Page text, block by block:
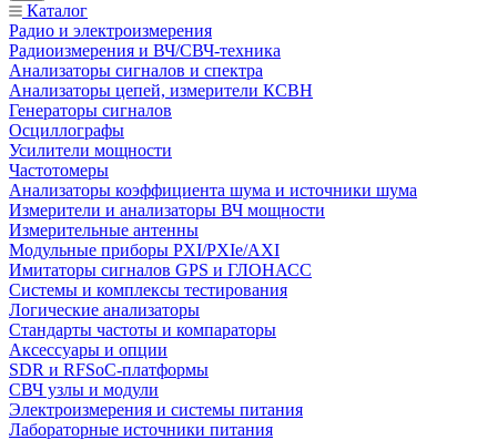
Каталог
Радио и электроизмерения
Радиоизмерения и ВЧ/СВЧ-техника
Анализаторы сигналов и спектра
Анализаторы цепей, измерители КСВН
Генераторы сигналов
Осциллографы
Усилители мощности
Частотомеры
Анализаторы коэффициента шума и источники шума
Измерители и анализаторы ВЧ мощности
Измерительные антенны
Модульные приборы PXI/PXIe/AXI
Имитаторы сигналов GPS и ГЛОНАСС
Системы и комплексы тестирования
Логические анализаторы
Стандарты частоты и компараторы
Аксессуары и опции
SDR и RFSoC‑платформы
СВЧ узлы и модули
Электроизмерения и системы питания
Лабораторные источники питания